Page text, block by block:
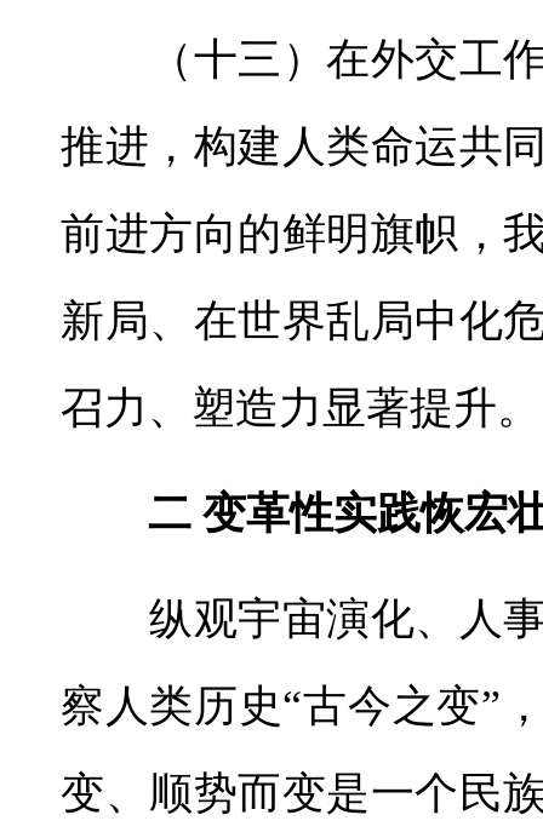
（十三）在外交工作
推进，构建人类命运共
前进方向的鲜明旗帜，
新局、在世界乱局中化
召力、塑造力显著提升。
二 变革性实践恢宏
纵观宇宙演化、人事
察人类历史“古今之变”
变、顺势而变是一个民